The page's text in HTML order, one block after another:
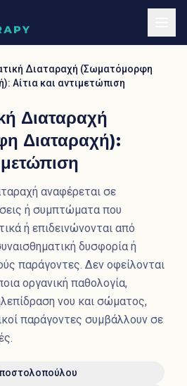
Διαταραχή (Σωματόμορφη
Αίτια και αντιμετώπιση
Διαταραχή
Διαταραχή):
αναφέρεται σε
ή συμπτώματα που
ή επιδεινώνονται από
δυσφορία ή
παράγοντες. Δεν οφείλονται
οργανική παθολογία,
νου και σώματος,
παράγοντες συμβάλλουν σε